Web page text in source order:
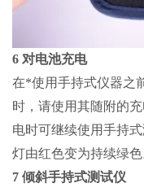
6 对电池充电
在*使用手持式仪器之
时，请使用其随附的
电时可继续使用手持
灯由红色变为持续绿色
7 倾斜手持式测试仪